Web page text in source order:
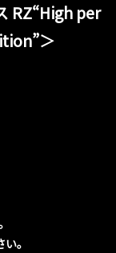
RZ“High per
＞
。